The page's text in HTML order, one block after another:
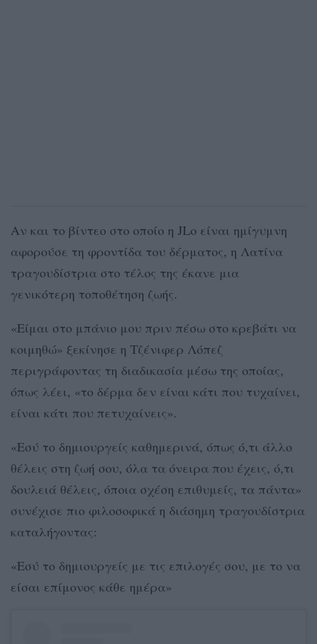
Αν και το βίντεο στο οποίο η JLo είναι ημίγυμνη
αφορούσε τη φροντίδα του δέρματος, η Λατίνα
τραγουδίστρια στο τέλος της έκανε μια
γενικότερη τοποθέτηση ζωής.
«Είμαι στο μπάνιο μου πριν πέσω στο κρεβάτι να
κοιμηθώ» ξεκίνησε η Τζένιφερ Λόπεζ
περιγράφοντας τη διαδικασία μέσω της οποίας,
όπως λέει, «το δέρμα δεν είναι κάτι που τυχαίνει,
είναι κάτι που πετυχαίνεις».
«Εσύ το δημιουργείς καθημερινά, όπως ό,τι άλλο
θέλεις στη ζωή σου, όλα τα όνειρα που έχεις, ό,τι
δουλειά θέλεις, όποια σχέση επιθυμείς, τα πάντα»
συνέχισε πιο φιλοσοφικά η διάσημη τραγουδίστρια
καταλήγοντας:
«Εσύ το δημιουργείς με τις επιλογές σου, με το να
είσαι επίμονος κάθε ημέρα»